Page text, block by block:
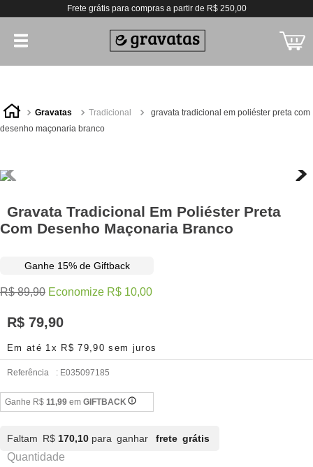
Frete grátis para compras a partir de R$ 250,00
gravatas tradicional
gravata tradicional em poliéster preta com
desenho maçonaria branco
Gravata Tradicional Em Poliéster Preta
Com Desenho Maçonaria Branco
Ganhe 15% de Giftback
R$ 89,90 Economize R$ 10,00
R$ 79,90
Em até 1x R$ 79,90 sem juros
Referência : E035097185
Ganhe R$ 11,99 em GIFTBACK
Faltam R$ 170,10 para ganhar frete grátis
Quantidade